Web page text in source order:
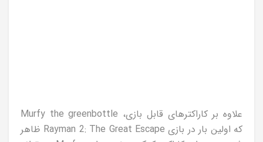
علاوه بر کاراکترهای قابل بازی، Murfy the greenbottle
که اولین بار در بازی Rayman 2: The Great Escape ظاهر